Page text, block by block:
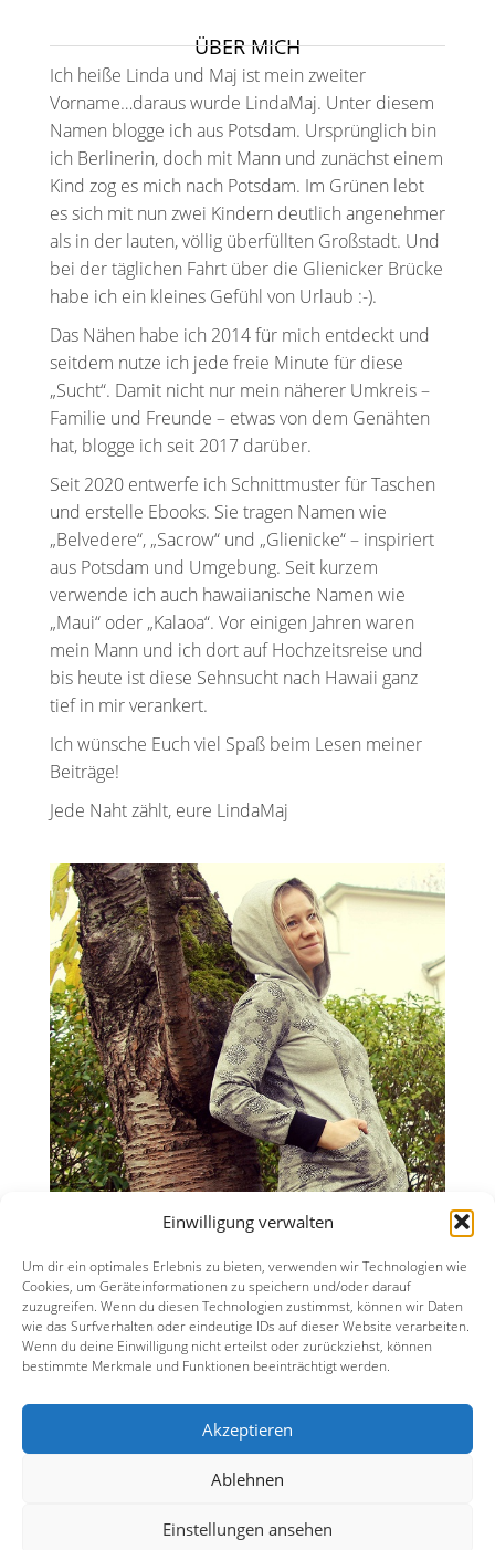
Einwilligung verwalten
Um dir ein optimales Erlebnis zu bieten, verwenden wir Technologien wie
Cookies, um Geräteinformationen zu speichern und/oder darauf
zuzugreifen. Wenn du diesen Technologien zustimmst, können wir Daten
wie das Surfverhalten oder eindeutige IDs auf dieser Website verarbeiten.
Wenn du deine Einwilligung nicht erteilst oder zurückziehst, können
bestimmte Merkmale und Funktionen beeinträchtigt werden.
Akzeptieren
Ablehnen
Einstellungen ansehen
ÜBER MICH
Ich heiße Linda und Maj ist mein zweiter
Vorname…daraus wurde LindaMaj. Unter diesem
Namen blogge ich aus Potsdam. Ursprünglich bin
ich Berlinerin, doch mit Mann und zunächst einem
Kind zog es mich nach Potsdam. Im Grünen lebt
es sich mit nun zwei Kindern deutlich angenehmer
als in der lauten, völlig überfüllten Großstadt. Und
bei der täglichen Fahrt über die Glienicker Brücke
habe ich ein kleines Gefühl von Urlaub :-).
Das Nähen habe ich 2014 für mich entdeckt und
seitdem nutze ich jede freie Minute für diese
„Sucht“. Damit nicht nur mein näherer Umkreis –
Familie und Freunde – etwas von dem Genähten
hat, blogge ich seit 2017 darüber.
Seit 2020 entwerfe ich Schnittmuster für Taschen
und erstelle Ebooks. Sie tragen Namen wie
„Belvedere“, „Sacrow“ und „Glienicke“ – inspiriert
aus Potsdam und Umgebung. Seit kurzem
verwende ich auch hawaiianische Namen wie
„Maui“ oder „Kalaoa“. Vor einigen Jahren waren
mein Mann und ich dort auf Hochzeitsreise und
bis heute ist diese Sehnsucht nach Hawaii ganz
tief in mir verankert.
Ich wünsche Euch viel Spaß beim Lesen meiner
Beiträge!
Jede Naht zählt, eure LindaMaj
Impressum